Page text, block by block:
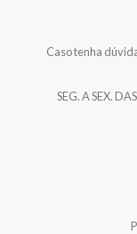
Caso tenha
SEG. A SEX.